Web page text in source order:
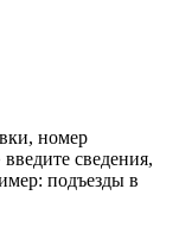
номер
сведения,
подъезды в